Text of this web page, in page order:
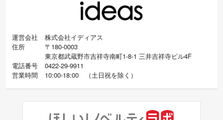
運営会社
株式会社イディアス
住所
〒180-0003
東京都武蔵野市吉祥寺南町1-8-1 三井吉祥寺ビル4F
電話番号
0422-29-9911
営業時間
10:00-18:00 （土日祝を除く）